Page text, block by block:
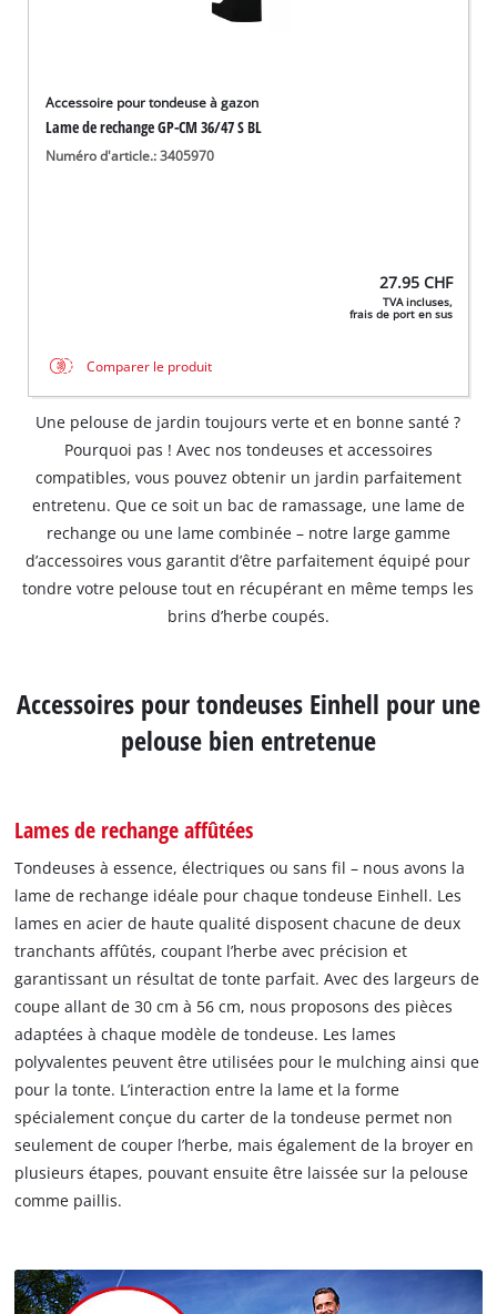
Accessoire pour tondeuse à gazon
Lame de rechange GP-CM 36/47 S BL
Numéro d'article.: 3405970
27.95 CHF
TVA incluses,
frais de port en sus
Comparer le produit
Une pelouse de jardin toujours verte et en bonne santé ?
Pourquoi pas ! Avec nos tondeuses et accessoires
compatibles, vous pouvez obtenir un jardin parfaitement
entretenu. Que ce soit un bac de ramassage, une lame de
rechange ou une lame combinée – notre large gamme
d’accessoires vous garantit d’être parfaitement équipé pour
tondre votre pelouse tout en récupérant en même temps les
brins d’herbe coupés.
Accessoires pour tondeuses Einhell pour une
pelouse bien entretenue
Lames de rechange affûtées
Tondeuses à essence, électriques ou sans fil – nous avons la
lame de rechange idéale pour chaque tondeuse Einhell. Les
lames en acier de haute qualité disposent chacune de deux
tranchants affûtés, coupant l’herbe avec précision et
garantissant un résultat de tonte parfait. Avec des largeurs de
coupe allant de 30 cm à 56 cm, nous proposons des pièces
adaptées à chaque modèle de tondeuse. Les lames
polyvalentes peuvent être utilisées pour le mulching ainsi que
pour la tonte. L’interaction entre la lame et la forme
spécialement conçue du carter de la tondeuse permet non
seulement de couper l’herbe, mais également de la broyer en
plusieurs étapes, pouvant ensuite être laissée sur la pelouse
comme paillis.